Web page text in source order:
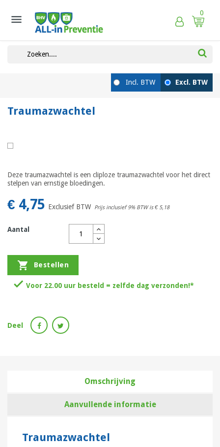
 0
Traumazwachtel
Deze traumazwachtel is een cliploze traumazwachtel voor het direct
stelpen van ernstige bloedingen.
€ 4,75 Exclusief BTW Prijs inclusief 9% BTW is€ 5,18
Aantal
 Bestellen
 Voor 22.00 uur besteld = zelfde dag verzonden!*
Deel
Omschrijving
Aanvullende informatie
Traumazwachtel